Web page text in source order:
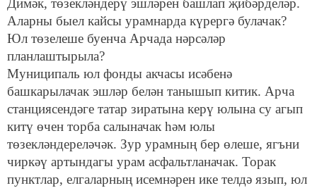
Димәк, төзекләндерү эшләрен башлап җибәрделәр.
Аларны быел кайсы урамнарда күрергә булачак?
Юл төзелеше буенча Арчада нәрсәләр
планлаштырыла?
Муниципаль юл фонды акчасы исәбенә
башкарылачак эшләр белән танышып китик. Арча
станциясендәге татар зиратына керү юлына су агып
китү өчен торба салыначак һәм юлы
төзекләндереләчәк. Зур урамның бер өлеше, ягъни
чиркәү артындагы урам асфальтланачак. Торак
пунктлар, елгаларның исемнәрен ике телдә язып, юл